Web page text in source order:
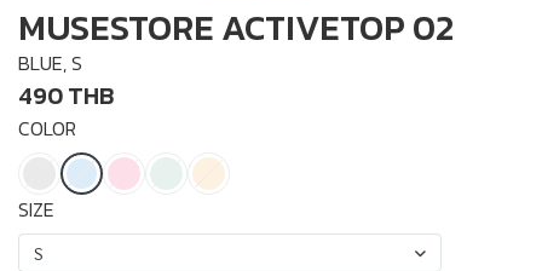
MUSESTORE ACTIVETOP 02
BLUE, S
490 THB
COLOR
SIZE
S